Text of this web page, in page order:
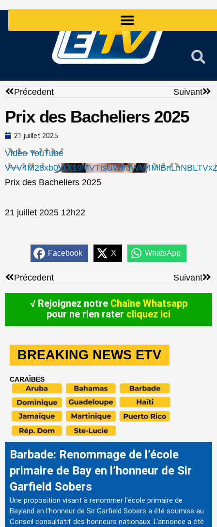
Précédent
Précedent Suivant
Prix des Bacheliers 2025
21 juillet 2025
Vidéo YouTube
Prix des Bacheliers 2025
21 juillet 2025 12h22
Facebook X WhatsApp
Précédent
Précedent Suivant
√ Rejoignez notre Chaîne Whatsapp
pour ne rien rater cliquez ici
BREAKING NEWS ETV
CARAÏBES
Barbade: Renommage de l’école
primaire de Bay en l’honneur de Sir
Garfield Sobers
Une proposition visant à renommer l'école primaire de
Bayland en l'honneur de Sir Garfield Sobers a été soumise au
Conseil consultatif des honneurs nationaux. L'annonce a été